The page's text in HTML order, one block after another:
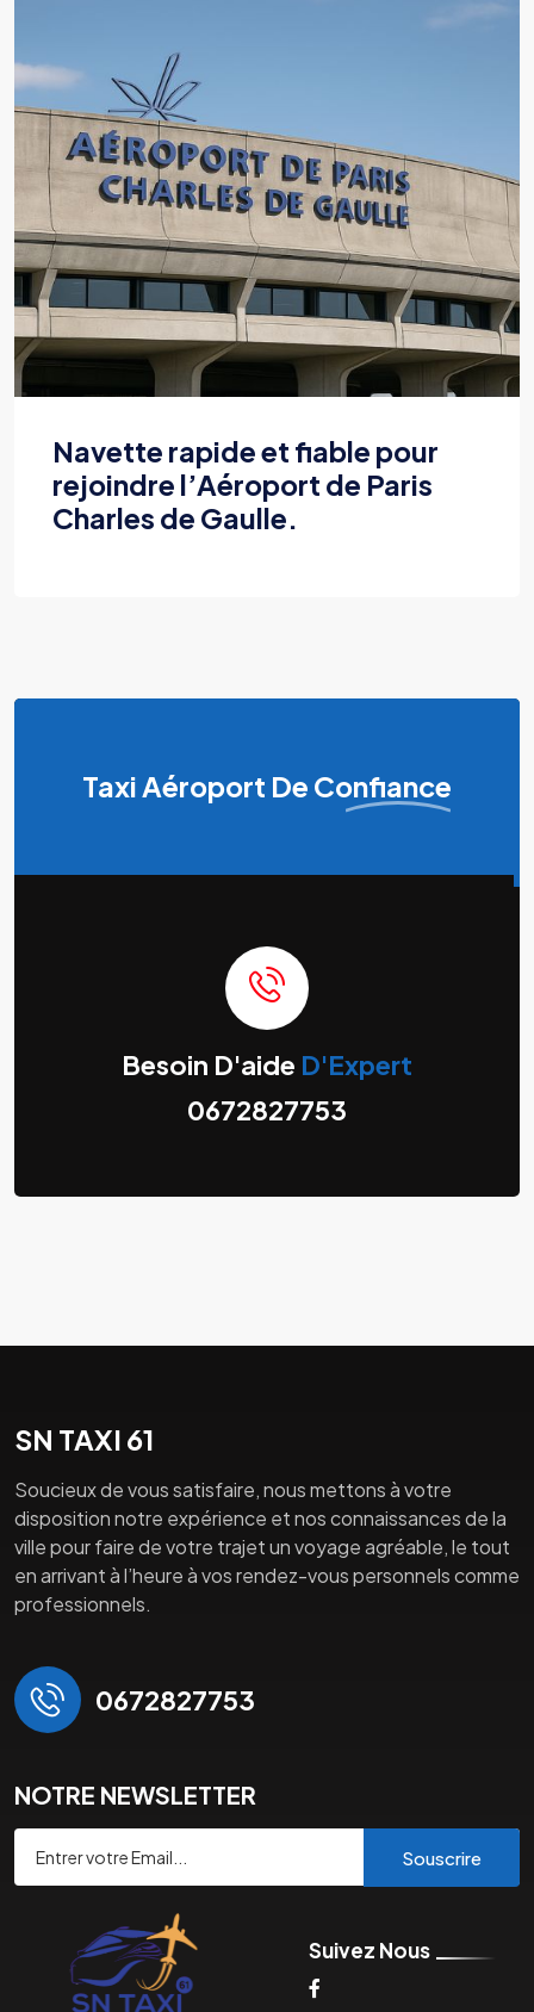
Transfert ponctuel et pratique
vers la Gare de Flers.
Taxi Aéroport De Confiance
Besoin D'aide D'Expert
0672827753
SN TAXI 61
Soucieux de vous satisfaire, nous mettons à votre
disposition notre expérience et nos connaissances de la
ville pour faire de votre trajet un voyage agréable, le tout
en arrivant à l’heure à vos rendez-vous personnels comme
professionnels.
0672827753
NOTRE NEWSLETTER
Souscrire
Suivez Nous